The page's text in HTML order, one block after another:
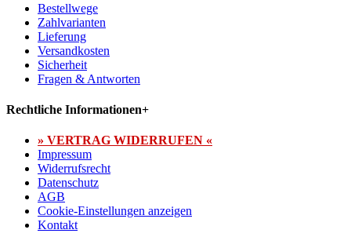
Bestellwege
Zahlvarianten
Lieferung
Versandkosten
Sicherheit
Fragen & Antworten
Rechtliche Informationen+
» VERTRAG WIDERRUFEN «
Impressum
Widerrufsrecht
Datenschutz
AGB
Cookie-Einstellungen anzeigen
Kontakt